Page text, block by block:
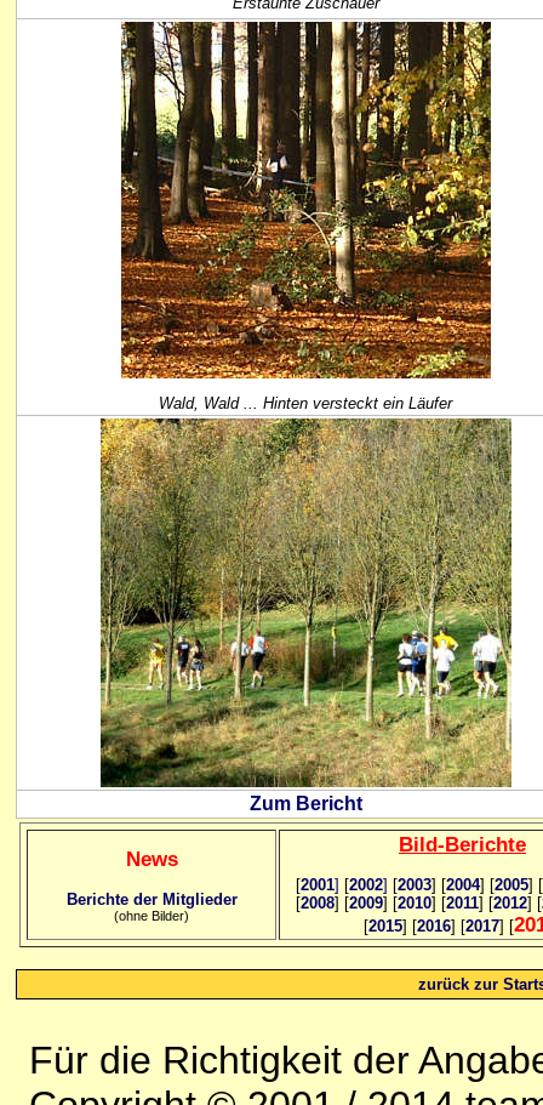
Wald, Wald ... Hinten versteckt ein Läufer
Zum Bericht
News
Berichte der Mitglieder
(ohne Bilder)
Bild-Berichte
[2001] [2002] [2003] [2004] [2005] [
[2008] [2009] [2010] [2011] [2012] [
[2015] [2016] [2017] [
zurück zur
Für die Richtigkeit der